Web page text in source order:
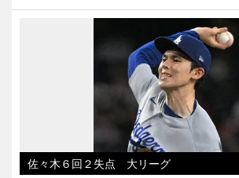
佐々木６回２失点 大リーグ